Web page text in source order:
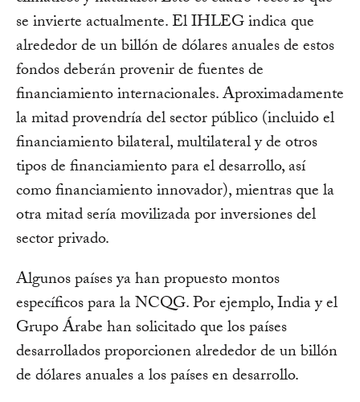
se invierte actualmente. El IHLEG indica que
alrededor de un billón de dólares anuales de estos
fondos deberán provenir de fuentes de
financiamiento internacionales. Aproximadamente
la mitad provendría del sector público (incluido el
financiamiento bilateral, multilateral y de otros
tipos de financiamiento para el desarrollo, así
como financiamiento innovador), mientras que la
otra mitad sería movilizada por inversiones del
sector privado.
Algunos países ya han propuesto montos
específicos para la NCQG. Por ejemplo, India y el
Grupo Árabe han solicitado que los países
desarrollados proporcionen alrededor de un billón
de dólares anuales a los países en desarrollo.